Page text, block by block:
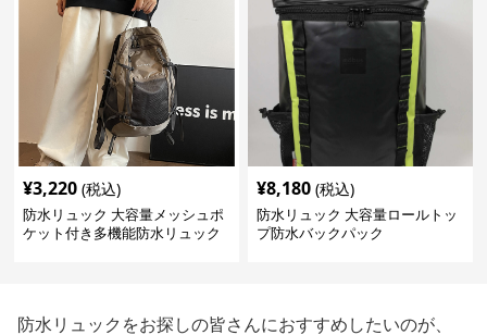
¥3,220 (税込)
防水リュック 大容量メッシュポ
ケット付き多機能防水リュック
¥8,180 (税込)
防水リュック 大容量ロールトッ
プ防水バックパック
防水リュックをお探しの皆さんにおすすめしたいのが、